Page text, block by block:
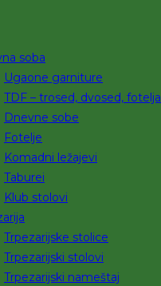
soba
Ugaone garniture
TDF – trosed, dvosed, fotelja
Dnevne sobe
Fotelje
Komadni ležajevi
Taburei
Klub stolovi
Trpezarijske stolice
Trpezarijski stolovi
Trpezarijski nameštaj